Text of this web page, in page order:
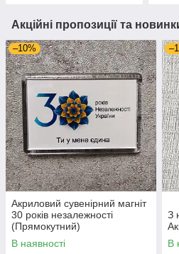
Акційні пропозиції та
–10%
Акриловий сувенірний магніт
30 років незалежності
(Прямокутний)
В наявності
З
В